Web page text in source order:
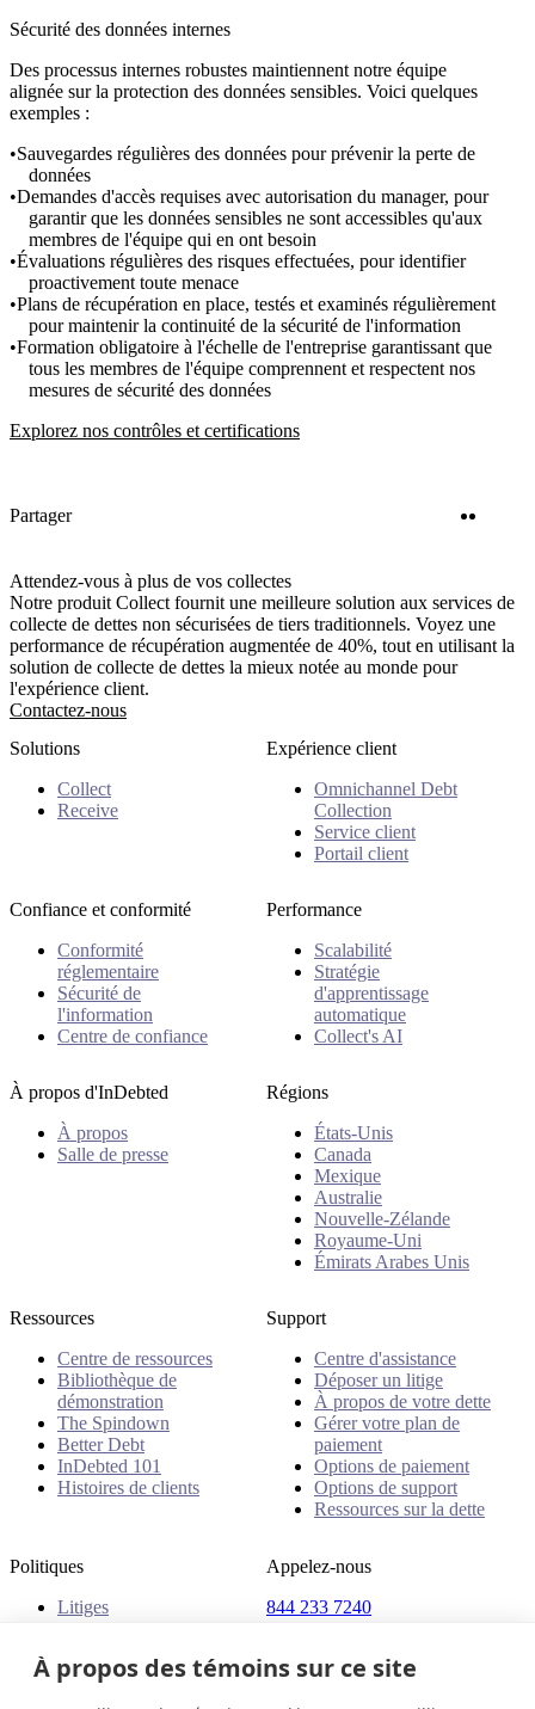
Sécurité des données internes
Des processus internes robustes maintiennent notre équipe
alignée sur la protection des données sensibles. Voici quelques
exemples :
Sauvegardes régulières des données pour prévenir la perte de
données
Demandes d'accès requises avec autorisation du manager, pour
garantir que les données sensibles ne sont accessibles qu'aux
membres de l'équipe qui en ont besoin
Évaluations régulières des risques effectuées, pour identifier
proactivement toute menace
Plans de récupération en place, testés et examinés régulièrement
pour maintenir la continuité de la sécurité de l'information
Formation obligatoire à l'échelle de l'entreprise garantissant que
tous les membres de l'équipe comprennent et respectent nos
mesures de sécurité des données
Explorez nos contrôles et certifications
Partager
Attendez-vous à plus de vos collectes
Notre produit Collect fournit une meilleure solution aux services de
collecte de dettes non sécurisées de tiers traditionnels. Voyez une
performance de récupération augmentée de 40%, tout en utilisant la
solution de collecte de dettes la mieux notée au monde pour
l'expérience client.
Contactez-nous
Solutions
Collect
Receive
Expérience client
Omnichannel Debt
Collection
Service client
Portail client
Confiance et conformité
Conformité
réglementaire
Sécurité de
l'information
Centre de confiance
Performance
Scalabilité
Stratégie
d'apprentissage
automatique
Collect's AI
À propos d'InDebted
À propos
Salle de presse
Régions
États-Unis
Canada
Mexique
Australie
Nouvelle-Zélande
Royaume-Uni
Émirats Arabes Unis
Ressources
Centre de ressources
Bibliothèque de
démonstration
The Spindown
Better Debt
InDebted 101
Histoires de clients
Support
Centre d'assistance
Déposer un litige
À propos de votre dette
Gérer votre plan de
paiement
Options de paiement
Options de support
Ressources sur la dette
Politiques
Litiges
Appelez-nous
844 233 7240
À propos des témoins sur ce site